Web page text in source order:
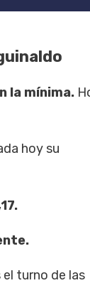
la mínima.
hoy su
turno de las